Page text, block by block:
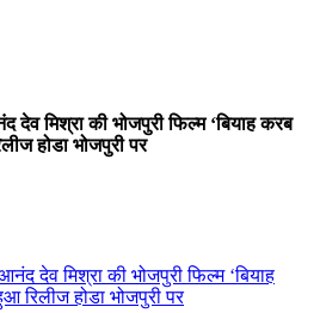
देव मिश्रा की भोजपुरी फिल्म ‘बियाह करब
होडा भोजपुरी पर